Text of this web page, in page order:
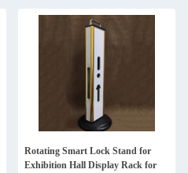
Rotating Smart Lock Stand for
Exhibition Hall Display Rack for